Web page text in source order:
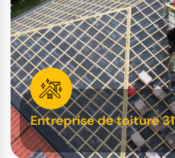
Entreprise de toiture 31